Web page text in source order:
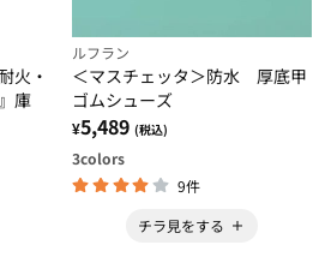
火・
庫
ルフラン
＜マスチェッタ＞防水 厚底甲
ゴムシューズ
¥5,489 (税込)
3colors
9件
チラ見をする